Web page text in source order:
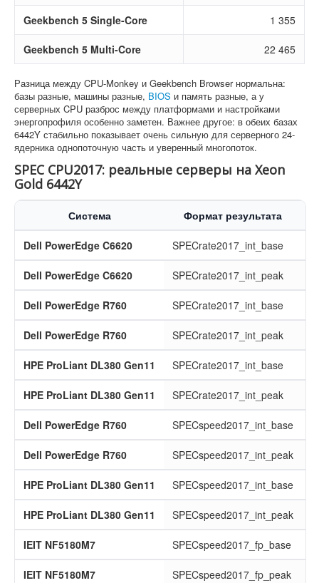
Geekbench 5 Single-Core 1 355
Geekbench 5 Multi-Core 22 465
Разница между CPU-Monkey и Geekbench Browser нормальна:
базы разные, машины разные, BIOS и память разные, а у
серверных CPU разброс между платформами и настройками
энергопрофиля особенно заметен. Важнее другое: в обеих базах
6442Y стабильно показывает очень сильную для серверного 24-
ядерника однопоточную часть и уверенный многопоток.
SPEC CPU2017: реальные серверы на Xeon
Gold 6442Y
Система Формат результата
Dell PowerEdge C6620 SPECrate2017_int_base
Dell PowerEdge C6620 SPECrate2017_int_peak
Dell PowerEdge R760 SPECrate2017_int_base
Dell PowerEdge R760 SPECrate2017_int_peak
HPE ProLiant DL380 Gen11 SPECrate2017_int_base
HPE ProLiant DL380 Gen11 SPECrate2017_int_peak
Dell PowerEdge R760 SPECspeed2017_int_base
Dell PowerEdge R760 SPECspeed2017_int_peak
HPE ProLiant DL380 Gen11 SPECspeed2017_int_base
HPE ProLiant DL380 Gen11 SPECspeed2017_int_peak
IEIT NF5180M7 SPECspeed2017_fp_base
IEIT NF5180M7 SPECspeed2017_fp_peak